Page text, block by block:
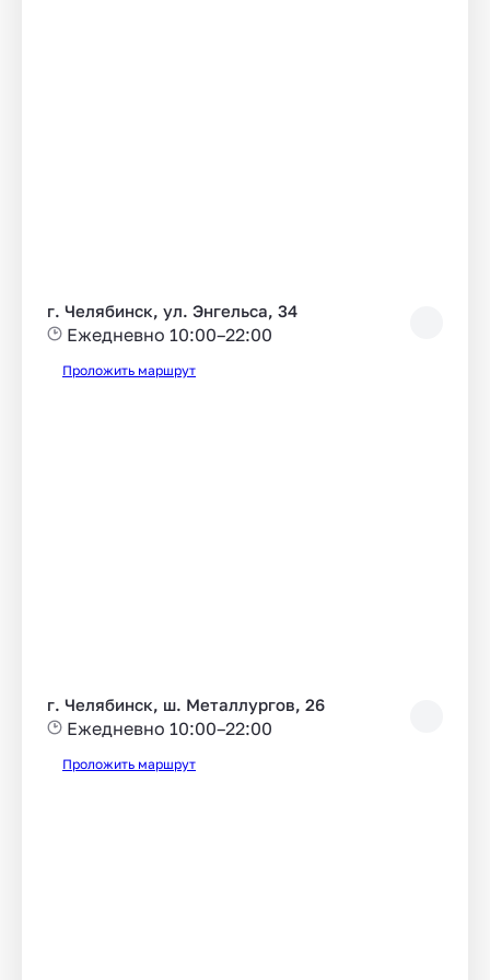
г. Челябинск, ул. Энгельса, 34
Ежедневно 10:00–22:00
Проложить маршрут
г. Челябинск, ш. Металлургов, 26
Ежедневно 10:00–22:00
Проложить маршрут